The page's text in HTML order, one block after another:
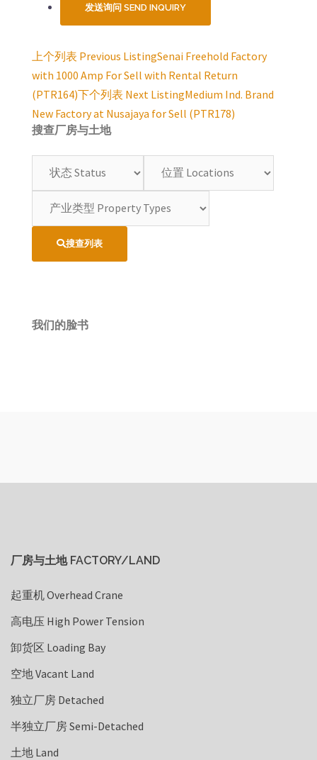
Listing
navigation
上个列表 Previous ListingSenai Freehold Factory
with 1000 Amp For Sell with Rental Return
(PTR164)下个列表 Next ListingMedium Ind. Brand
New Factory at Nusajaya for Sell (PTR178)
搜查厂房与土地
搜查列表
我们的脸书
厂房与土地 FACTORY/LAND
起重机 Overhead Crane
高电压 High Power Tension
卸货区 Loading Bay
空地 Vacant Land
独立厂房 Detached
半独立厂房 Semi-Detached
土地 Land